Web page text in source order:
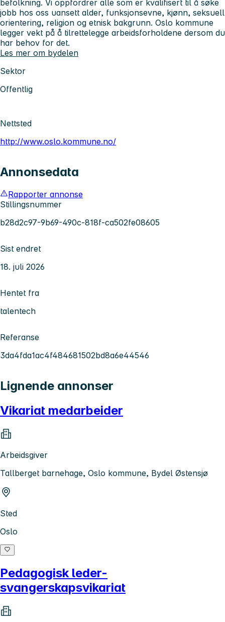
befolkning. Vi oppfordrer alle som er kvalifisert til å søke
jobb hos oss uansett alder, funksjonsevne, kjønn, seksuell
orientering, religion og etnisk bakgrunn. Oslo kommune
legger vekt på å tilrettelegge arbeidsforholdene dersom du
har behov for det.
Les mer om bydelen
Sektor
Offentlig
Nettsted
http://www.oslo.kommune.no/
Annonsedata
Rapporter annonse
Stillingsnummer
b28d2c97-9b69-490c-818f-ca502fe08605
Sist endret
18. juli 2026
Hentet fra
talentech
Referanse
3da4fda1ac4f484681502bd8a6e44546
Lignende annonser
Vikariat medarbeider
Arbeidsgiver
Tallberget barnehage, Oslo kommune, Bydel Østensjø
Sted
Oslo
Pedagogisk leder-
svangerskapsvikariat